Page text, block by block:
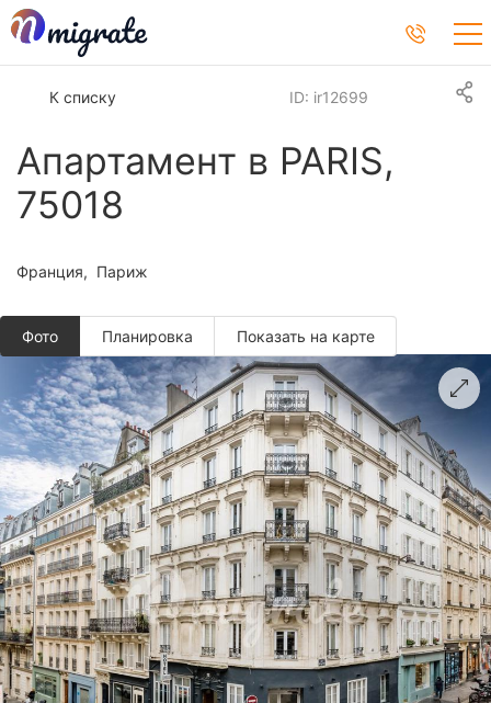
К списку
Апартамент в PARIS,
75018
ID: ir12699
Франция Париж
Фото Планировкa Показать на карте